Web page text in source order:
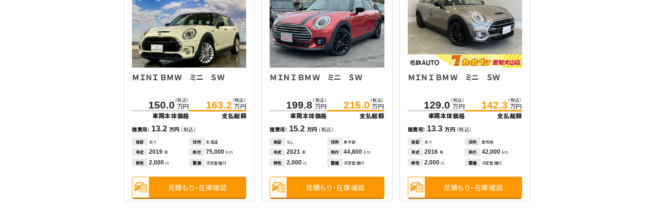
ＭＩＮＩ ＢＭＷ ミニ ＳＷ
150.0 （税込）
万円
車両本体価格
163.2 （税込）
万円
支払総額
諸費用： 13.2 万円 （税込）
保証 あり 住所
北海道
年式
2019 年 走行 75,000 km
排気
2,000 cc 整備 法定整備付
見積もり・在庫確認
ＭＩＮＩ ＢＭＷ ミニ ＳＷ
199.8 （税込）
万円
車両本体価格
215.0 （税込）
万円
支払総額
諸費用： 15.2 万円 （税込）
保証 なし 住所
東京都
年式
2021 年 走行 44,800 km
排気
2,000 cc 整備 法定整備付
見積もり・在庫確認
ＭＩＮＩ ＢＭＷ ミニ ＳＷ
129.0 （税込）
万円
車両本体価格
142.3 （税込）
万円
支払総額
諸費用： 13.3万円 （税込）
保証 あり 住所
愛知県
年式
2016年 走行 42,000 km
排気
2,000cc 整備 法定整備付
見積もり・在庫確認